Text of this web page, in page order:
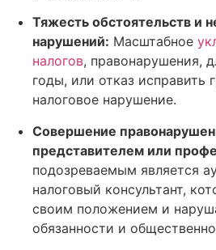
Тяжесть обстоятельств и
нарушений: Масштабное
налогов, правонарушения,
годы, или отказ исправить
налоговое нарушение.
Совершение
представителем или
подозреваемым является
налоговый консультант,
своим положением и
обязанности и